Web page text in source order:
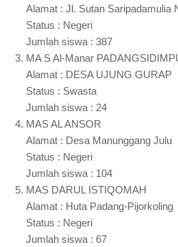
Alamat : Jl. Sutan Saripadamulia
Status : Negeri
Jumlah siswa : 387
MA S Al-Manar
Alamat : DESA UJUNG GURAP
Status : Swasta
Jumlah siswa : 24
MAS AL ANSOR
Alamat : Desa Manunggang Julu
Status : Negeri
Jumlah siswa : 104
MAS DARUL ISTIQOMAH
Alamat : Huta Padang-Pijorkoling
Status : Negeri
Jumlah siswa : 67